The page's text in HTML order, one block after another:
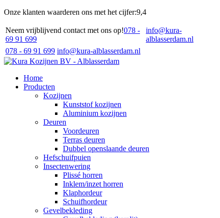
Onze klanten waarderen ons met het cijfer:9,4
Neem vrijblijvend contact met ons op!078 -
69 91 699
info@kura-
alblasserdam.nl
078 - 69 91 699 info@kura-alblasserdam.nl
Home
Producten
Kozijnen
Kunststof kozijnen
Aluminium kozijnen
Deuren
Voordeuren
Terras deuren
Dubbel openslaande deuren
Hefschuifpuien
Insectenwering
Plissé horren
Inklem/inzet horren
Klaphordeur
Schuifhordeur
Gevelbekleding